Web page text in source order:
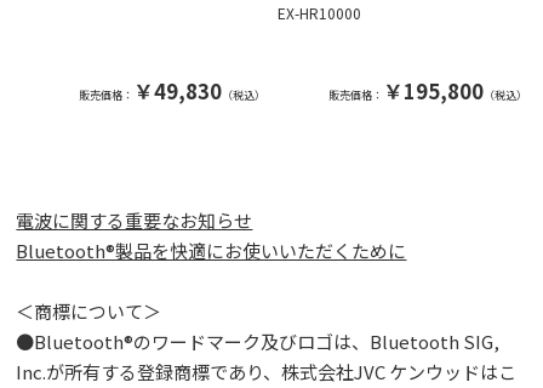
販売価格： ￥49,830（税込）
EX-HR10000
販売価格： ￥195,800（税込）
電波に関する重要なお知らせ
Bluetooth®製品を快適にお使いいただくために
＜商標について＞
●Bluetooth®のワードマーク及びロゴは、Bluetooth SIG,
Inc.が所有する登録商標であり、株式会社JVC ケンウッドはこ